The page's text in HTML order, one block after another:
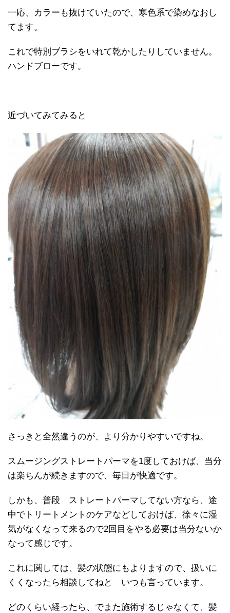
一応、カラーも抜けていたので、寒色系で染めなおし
てます。
これで特別ブラシをいれて乾かしたりしていません。
ハンドブローです。
近づいてみてみると
さっきと全然違うのが、より分かりやすいですね。
スムージングストレートパーマを1度しておけば、当分
は楽ちんが続きますので、毎日が快適です。
しかも、普段 ストレートパーマしてない方なら、途
中でトリートメントのケアなどしておけば、徐々に湿
気がなくなって来るので2回目をやる必要は当分ないか
なって感じです。
これに関しては、髪の状態にもよりますので、扱いに
くくなったら相談してねと いつも言っています。
どのくらい経ったら、でまた施術するじゃなくて、髪